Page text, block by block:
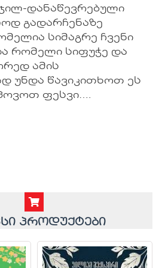
დანაწევრებული
გადარჩენაზე
სიმაგრე ჩვენი
რომელი სიფუჭე და
ამის
უნდა წავიკითხოთ ეს
ფესვი….
პროდუქტები